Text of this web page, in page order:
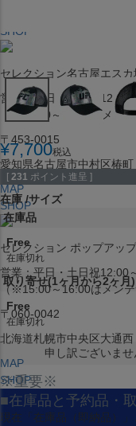
SHOP
セレクション名古屋エス
営業：平日・土日祝12:00
（※15:00～16:00はメン
〒453-0015
愛知県名古屋市中村区椿
MAP
SHOP
セレクション ポップアッ
営業：平日・土日祝12:00
（※15:00～16:00はメンテ
〒060-0042
北海道札幌市中央区大通西
MAP
SHOP
¥7,700税込
[ 231 ポイント進呈 ]
在庫 サイズ
在庫品
Free
在庫切れ
取り寄せ(1ヶ月から2ヶ月)
Free
在庫切れ
申し訳ございませ
※重要※
■在庫品と予約品・
現在 「在庫品（即納品）」